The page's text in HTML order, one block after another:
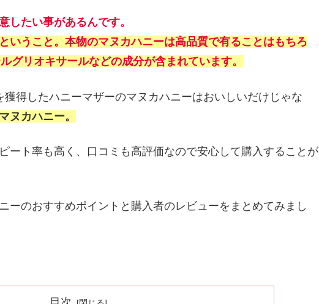
したい事があるんです。
いうこと。本物のマヌカハニーは高品質で有ることはもちろ
グリオキサールなどの成分が含まれています。
得したハニーマザーのマヌカハニーはおいしいだけじゃな
ヌカハニー。
ート率も高く、口コミも高評価なので安心して購入することが
ーのおすすめポイントと購入者のレビューをまとめてみまし